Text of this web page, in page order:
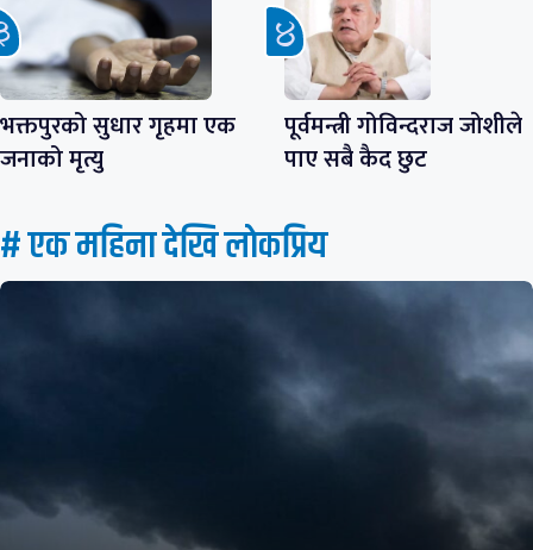
भक्तपुरको सुधार गृहमा एक
जनाको मृत्यु
पूर्वमन्त्री गोविन्दराज जोशीले
पाए सबै कैद छुट
# एक महिना देखि लाेकप्रिय